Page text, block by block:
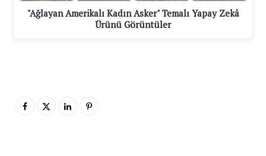
"Ağlayan Amerikalı Kadın Asker" Temalı Yapay Zekâ
Ürünü Görüntüler